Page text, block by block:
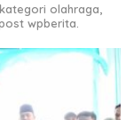
olahraga,
wpberita.